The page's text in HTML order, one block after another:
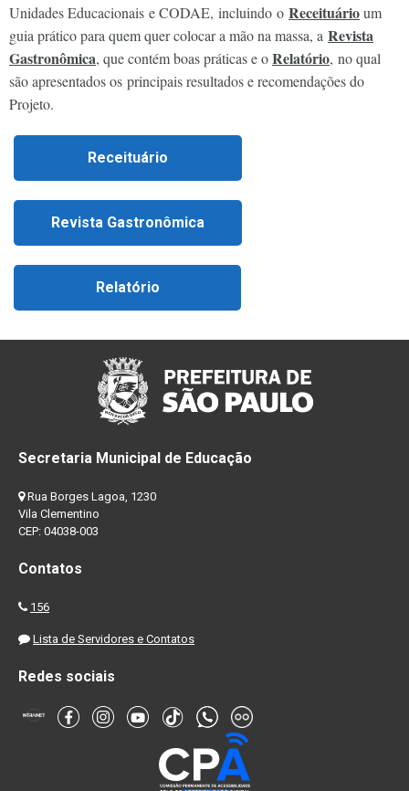
Unidades Educacionais e CODAE, incluindo o Receituárioum
guia prático para quem quer colocar a mão na massa, a Revista
Gastronômica, que contém boas práticas e oRelatório, no qual
são apresentados os principais resultados e recomendações do
Projeto.
Receituário
Revista Gastronômica
Relatório
Secretaria Municipal de Educação
Rua Borges Lagoa, 1230
Vila Clementino
CEP: 04038-003
Contatos
156
Lista de Servidores e Contatos
Redes sociais